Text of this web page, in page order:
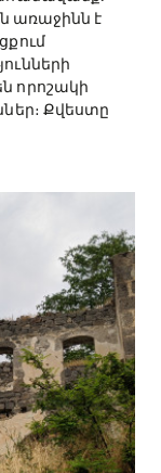
առաջինն է
որոշակի
Քվեստը